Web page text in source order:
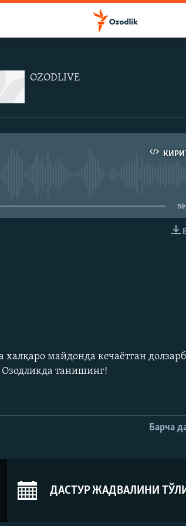
OZODLIVE
майдонда кечаëтган долзарб
Озодликда танишинг!
Барча
ДАСТУР ЖАДВАЛИНИ